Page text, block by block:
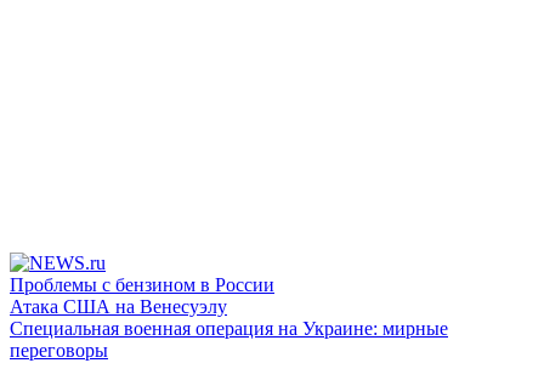
Проблемы с бензином в России
Атака США на Венесуэлу
Специальная военная операция на Украине: мирные
переговоры